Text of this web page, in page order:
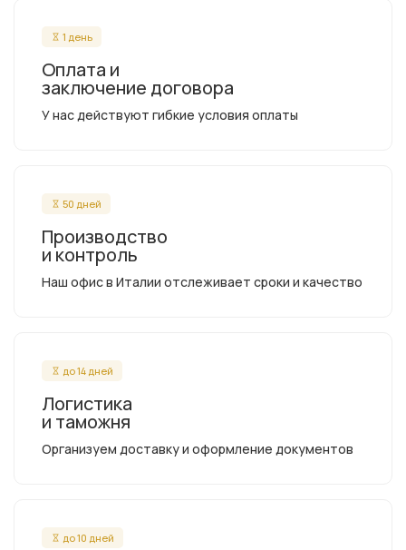
1 день
Оплата и
заключение договора
У нас действуют гибкие условия оплаты
50 дней
Производство
и контроль
Наш офис в Италии отслеживает сроки и качество
до 14 дней
Логистика
и таможня
Организуем доставку и оформление документов
до 10 дней